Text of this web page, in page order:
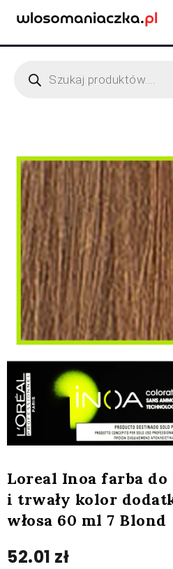
Loreal Inoa farba do
i trwały kolor
włosa 60 ml 7 Blond
52.01 zł